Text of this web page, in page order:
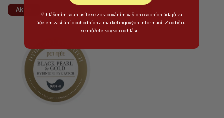
Akce
Přihlášením souhlasíte se zpracováním vašich osobních údajů za
účelem zasílání obchodních a marketingových informací. Z odběru
se můžete kdykoli odhlásit.